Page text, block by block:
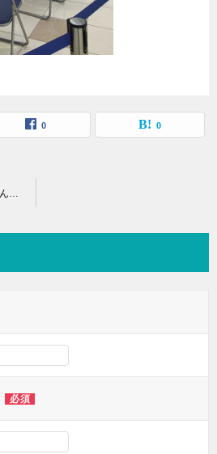
0 0
「せどりすと」が使えません 11月16日
必須